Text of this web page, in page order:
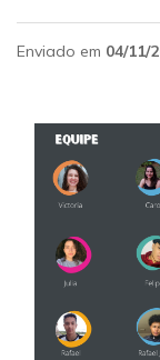
Enviado em 04/11/